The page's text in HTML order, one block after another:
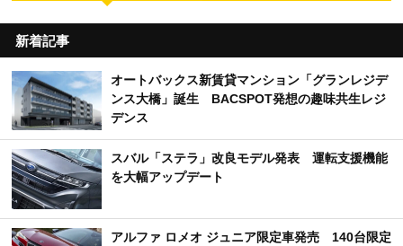
新着記事
オートバックス新賃貸マンション「グランレジデ
ンス大橋」誕生 BACSPOT発想の趣味共生レジ
デンス
スバル「ステラ」改良モデル発表 運転支援機能
を大幅アップデート
アルファ ロメオ ジュニア限定車発売 140台限定